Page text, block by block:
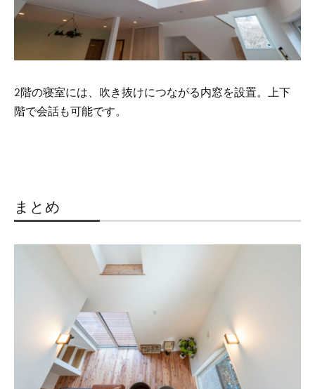
2階の寝室には、吹き抜けにつながる内窓を設置。上下
階で会話も可能です。
まとめ